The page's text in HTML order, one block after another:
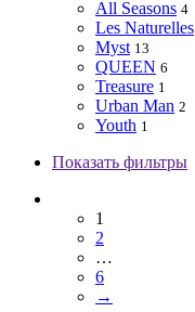
All Seasons 4
Les Naturelles
Myst 13
QUEEN 6
Treasure 1
Urban Man 2
Youth 1
Показать фильтры
1
2
…
6
→